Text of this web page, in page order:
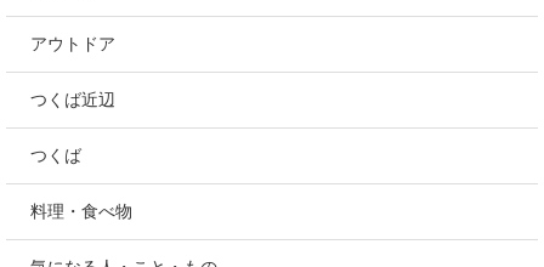
アウトドア
つくば近辺
つくば
料理・食べ物